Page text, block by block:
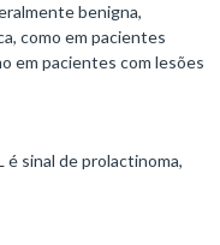
benigna,
como em pacientes
em pacientes com lesões
é sinal de prolactinoma,